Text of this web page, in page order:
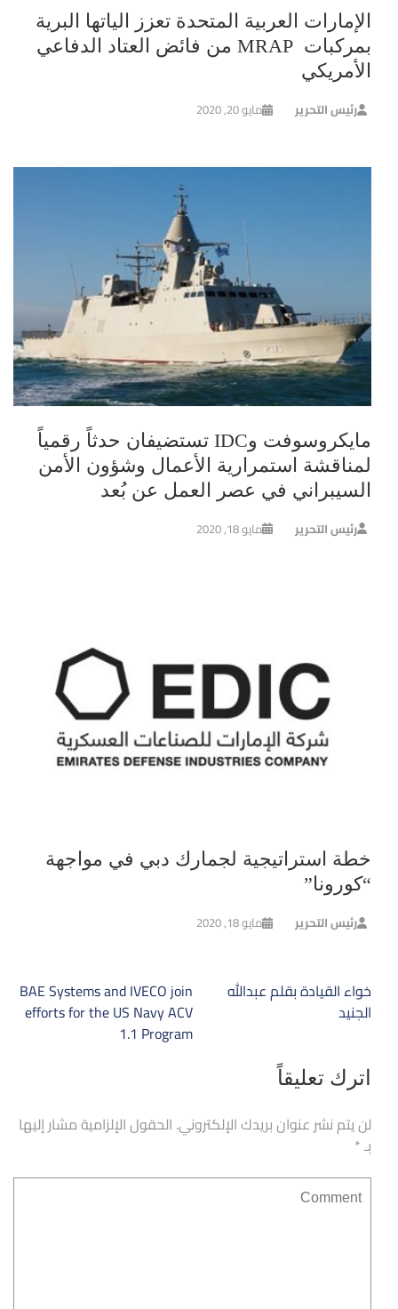
الإمارات العربية المتحدة تعزز الياتها البرية
بمركبات MRAP من فائض العتاد الدفاعي
الأمريكي
رئيس التحرير مايو 20, 2020
مايكروسوفت وIDC تستضيفان حدثاً رقمياً
لمناقشة استمرارية الأعمال وشؤون الأمن
السيبراني في عصر العمل عن بُعد
رئيس التحرير مايو 18, 2020
خطة استراتيجية لجمارك دبي في مواجهة
“كورونا”
رئيس التحرير مايو 18, 2020
تصفّح
المقالات
BAE Systems and IVECO join
efforts for the US Navy ACV
1.1 Program
خواء القيادة بقلم عبدالله
الجنيد
اترك تعليقاً
لن يتم نشر عنوان بريدك الإلكتروني. الحقول الإلزامية مشار إليها
بـ*